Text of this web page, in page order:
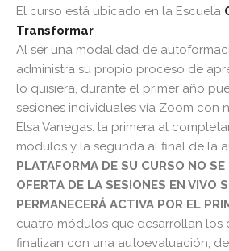
El curso está ubicado en la Escuela
Transformar
Al ser una modalidad de
administra su propio proceso de
lo quisiera, durante el primer año
sesiones individuales vía Zoom con
Elsa Vanegas: la primera al
módulos y la segunda al final de la
PLATAFORMA DE SU CURSO NO SE
OFERTA DE LA SESIONES EN VIVO
PERMANECERÁ ACTIVA POR EL
cuatro módulos que desarrollan los
finalizan con una autoevaluación,